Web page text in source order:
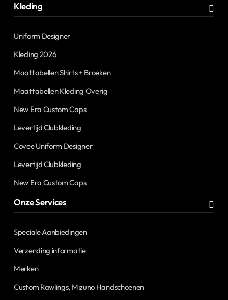
Kleding
Uniform Designer
Kleding 2026
Maattabellen Shirts + Broeken
Maattabellen Kleding Overig
New Era Custom Caps
Levertijd Clubkleding
Covee Uniform Designer
Levertijd Clubkleding
New Era Custom Caps
Onze Services
Speciale Aanbiedingen
Verzending informatie
Merken
Custom Rawlings, Mizuno Handschoenen